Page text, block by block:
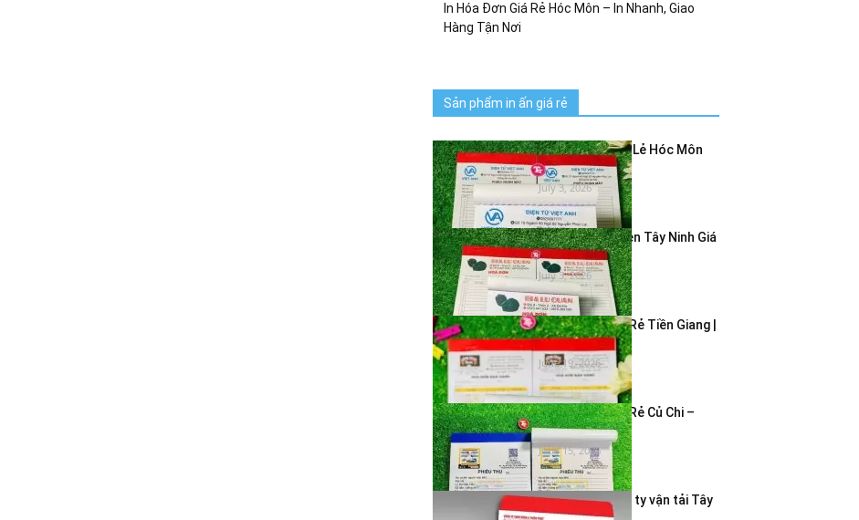
In Hóa Đơn Giá Rẻ Hóc Môn – In Nhanh, Giao
Hàng Tận Nơi
Sản phẩm in ấn giá rẻ
In Hóa Đơn Bán Lẻ Hóc Môn
Giá Rẻ – In...
July 3, 2026
In Hóa Đơn 2 Liên Tây Ninh Giá
Rẻ | In...
July 3, 2026
In Hóa Đơn Giá Rẻ Tiền Giang |
In Hóa Đơn...
June 19, 2026
In Hóa Đơn Giá Rẻ Củ Chi –
Dịch Vụ In...
June 15, 2026
In bao thư công ty vận tải Tây